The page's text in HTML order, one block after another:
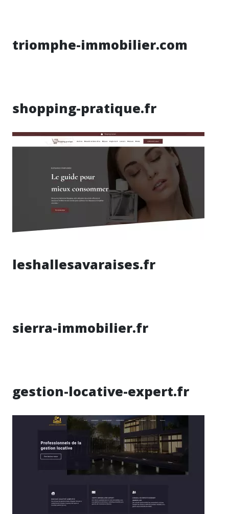
triomphe-immobilier.com
shopping-pratique.fr
leshallesavaraises.fr
sierra-immobilier.fr
gestion-locative-expert.fr